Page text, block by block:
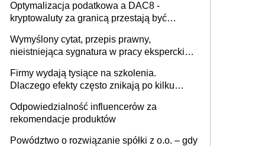
Optymalizacja podatkowa a DAC8 -
kryptowaluty za granicą przestają być
Wymyślony cytat, przepis prawny,
nieistniejąca sygnatura w pracy eksperckiej -
firmie
Firmy wydają tysiące na szkolenia.
Dlaczego efekty często znikają po kilku
Odpowiedzialność influencerów za
rekomendacje produktów
Powództwo o rozwiązanie spółki z o.o. – gdy